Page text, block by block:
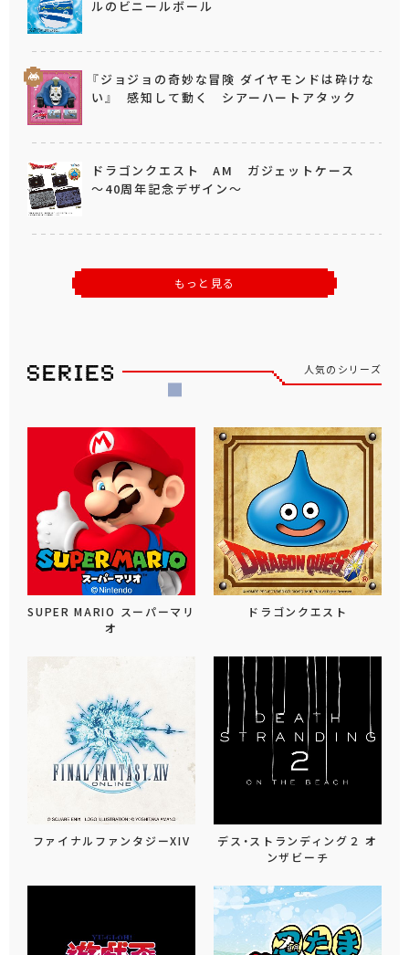
ルのビニールボール
『ジョジョの奇妙な冒険 ダイヤモンドは砕けな
い』 感知して動く シアーハートアタック
ドラゴンクエスト AM ガジェットケース
～40周年記念デザイン～
もっと見る
人気のシリーズ
SUPER MARIO スーパーマリ
オ
ドラゴンクエスト
ファイナルファンタジーXIV
デス・ストランディング２ オ
ンザビーチ